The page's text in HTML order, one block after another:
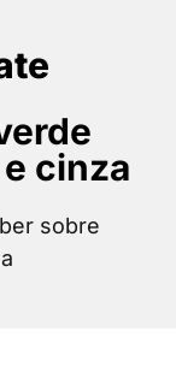
cinza
sobre